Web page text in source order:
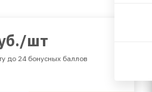
/шт
до 24 бонусных баллов